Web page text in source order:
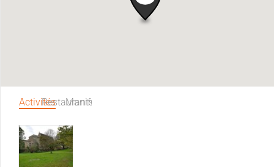
ActivitésRestaurantsManifestations